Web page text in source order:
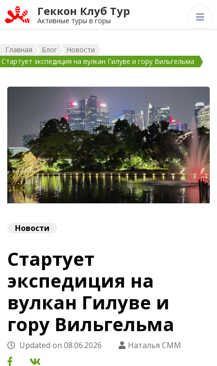
Геккон Клуб Тур
Активные туры в горы
Главная Блог
Новости
Стартует экспедиция на вулкан Гилуве и гору Вильгельма
Новости
Стартует
экспедиция на
вулкан Гилуве и
гору Вильгельма
Updated on 08.06.2026 Наталья СММ